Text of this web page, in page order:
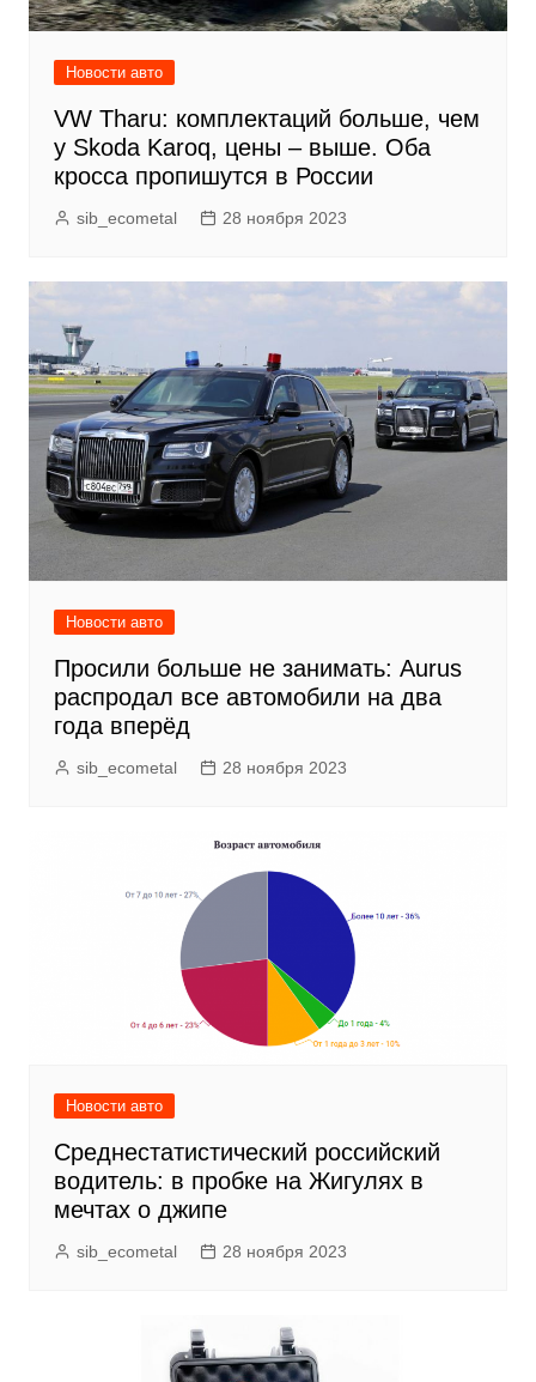
Новости авто
VW Tharu: комплектаций больше, чем
у Skoda Karoq, цены – выше. Оба
кросса пропишутся в России
sib_ecometal 28 ноября 2023
Новости авто
Просили больше не занимать: Aurus
распродал все автомобили на два
года вперёд
sib_ecometal 28 ноября 2023
Новости авто
Среднестатистический российский
водитель: в пробке на Жигулях в
мечтах о джипе
sib_ecometal 28 ноября 2023